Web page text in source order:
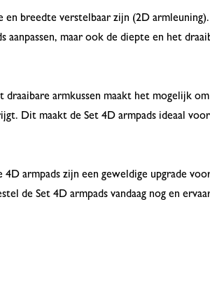
breedte verstelbaar zijn (2D
maar ook de diepte en het
armkussen maakt het mogelijk
Dit maakt de Set 4D armpads ideaal voor
armpads zijn een geweldige upgrade
de Set 4D armpads vandaag nog en